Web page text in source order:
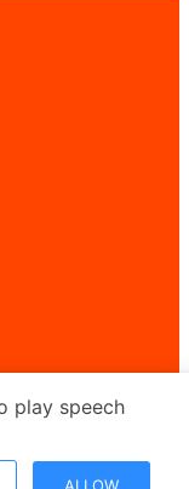
𝐁𝐞𝐥𝐚𝐧𝐣𝐚
play speech
ALLOW